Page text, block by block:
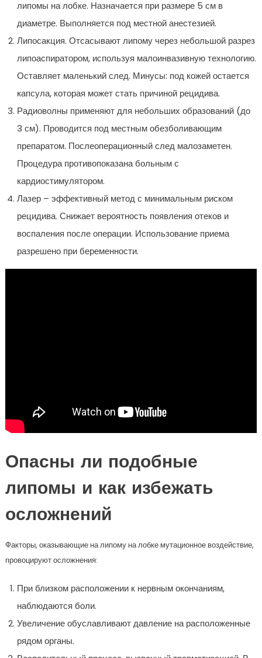
липомы на лобке. Назначается при размере 5 см в
диаметре. Выполняется под местной анестезией.
Липосакция. Отсасывают липому через небольшой разрез
липоаспиратором, используя малоинвазивную технологию.
Оставляет маленький след. Минусы: под кожей остается
капсула, которая может стать причиной рецидива.
Радиоволны применяют для небольших образований (до
3 см). Проводится под местным обезболивающим
препаратом. Послеоперационный след малозаметен.
Процедура противопоказана больным с
кардиостимулятором.
Лазер – эффективный метод с минимальным риском
рецидива. Снижает вероятность появления отеков и
воспаления после операции. Использование приема
разрешено при беременности.
Опасны ли подобные
липомы и как избежать
осложнений
Факторы, оказывающие на липому на лобке мутационное воздействие,
провоцируют осложнения:
При близком расположении к нервным окончаниям,
наблюдаются боли.
Увеличение обуславливают давление на расположенные
рядом органы.